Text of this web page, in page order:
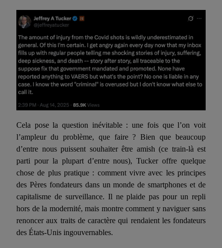
Cela pose la question inévitable : une fois que l’on voit
l’ampleur du problème, que faire ? Bien que beaucoup
d’entre nous puissent souhaiter être amish (ce train-là est
parti pour la plupartd’entre nous), Tucker offre quelque
chose de plus pratique : comment vivre avec les principes
des Pères fondateurs dans un monde de smartphones et de
capitalisme de surveillance. Il ne plaide pas pour un repli
hors de la modernité, mais montre comment y naviguer sans
renoncer aux traits de caractère qui rendaient les fondateurs
des États-Unis ingouvernables.